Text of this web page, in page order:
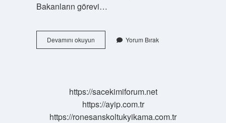
Bakanların görevi…
Devamını okuyunTürkiyede
Bakan
Yorum Bırak
https://sacekimiforum.net
https://ayip.com.tr
https://ronesanskoltukyikama.com.tr